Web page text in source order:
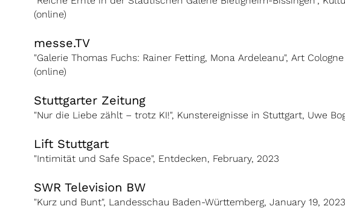
(online)
messe.TV
"Galerie Thomas Fuchs: Rainer Fetting, Mona Ardeleanu", Art
(online)
Stuttgarter Zeitung
"Nur die Liebe zählt – trotz KI!", Kunstereignisse in Stuttgart, Uwe
Lift Stuttgart
"Intimität und Safe Space", Entdecken, February, 2023
SWR Television BW
"Kurz und Bunt", Landesschau Baden-Württemberg, January 19,